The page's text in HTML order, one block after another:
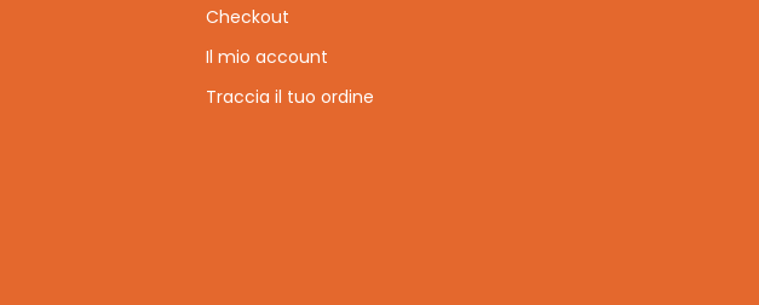
Checkout
Il mio account
Traccia il tuo ordine